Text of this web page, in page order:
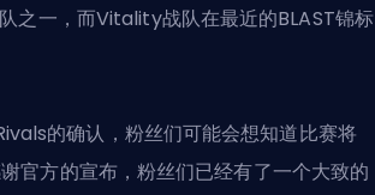
之一，而Vitality战队在最近的BLAST锦标
的确认，粉丝们可能会想知道比赛将
官方的宣布，粉丝们已经有了一个大致的